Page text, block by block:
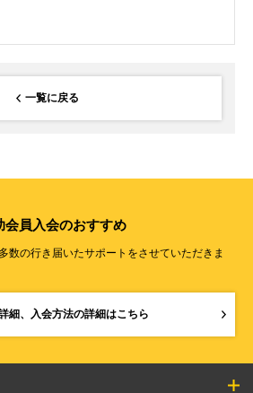
一覧に戻る
会員入会のおすすめ
数の行き届いたサポートをさせていただきま
細、入会方法の詳細はこちら